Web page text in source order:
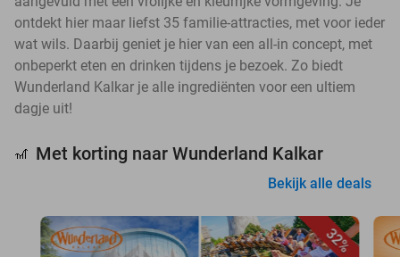
ontdekt hier maar liefst 35 familie-attracties, met voor ieder
wat wils. Daarbij geniet je hier van een all-in concept, met
onbeperkt eten en drinken tijdens je bezoek. Zo biedt
Wunderland Kalkar je alle ingrediënten voor een ultiem
dagje uit!
🎢 Met korting naar Wunderland Kalkar
Bekijk alle deals
32%